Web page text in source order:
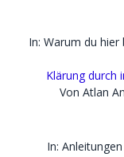
In: Warum du hier
Klärung durch
Von Atlan
In: Anleitungen